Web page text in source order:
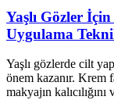
Yaşlı Gözler
Uygulama
Yaşlı gözlerde cilt
önem kazanır. Krem
makyajın